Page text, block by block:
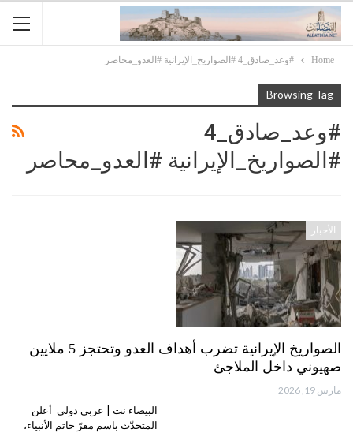
Home #وعد_صادق_4 #الصواريخ_الإيرانية #العدو_محاصر
Browsing Tag
#وعد_صادق_4
#الصواريخ_الإيرانية #العدو_محاصر
الأخبار
الصواريخ الإيرانية تضرب أهداف العدو وتحتجز 5 ملايين
صهيوني داخل الملاجئ
مارس 19, 2026
البيضاء نت | عربي دولي أعلن
المتحدّث باسم مقرّ خاتم الأنبياء،